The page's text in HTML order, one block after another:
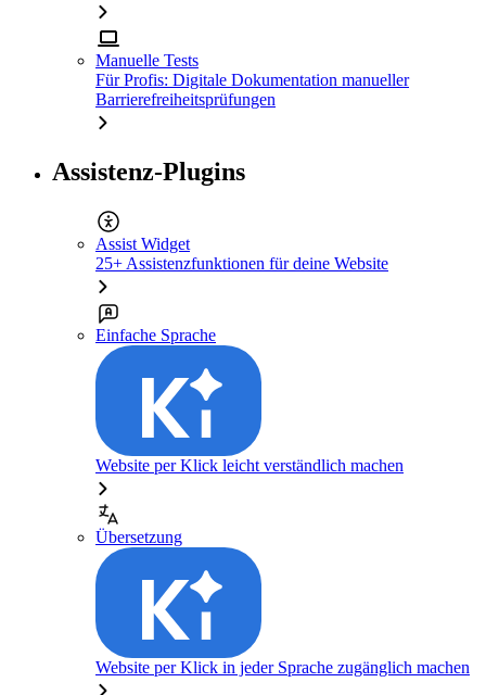
Manuelle Tests
Für Profis: Digitale Dokumentation manueller
Barrierefreiheitsprüfungen
Assistenz-Plugins
Assist Widget
25+ Assistenzfunktionen für deine Website
Einfache Sprache
Website per Klick leicht verständlich machen
Übersetzung
Website per Klick in jeder Sprache zugänglich machen